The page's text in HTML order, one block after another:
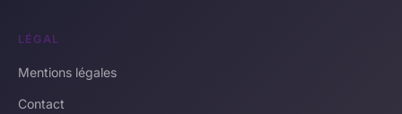
LÉGAL
Mentions légales
Contact